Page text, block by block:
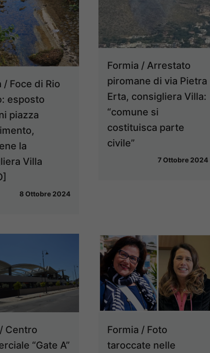
/ Foce di Rio
esposto
piazza
la
Villa
8 Ottobre 2024
Formia / Arrestato
piromane di via Pietra
Erta, consigliera Villa:
“comune si
costituisca parte
civile”
7 Ottobre 2024
Centro
“Gate A”
Formia / Foto
taroccate nelle